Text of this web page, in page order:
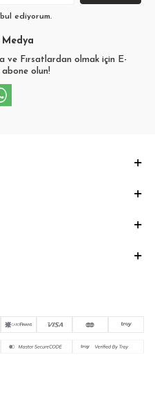
ediyorum.
ve Fırsatlardan olmak için E-
olun!